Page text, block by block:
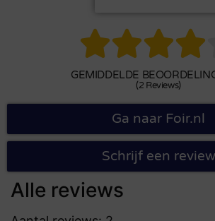

GEMIDDELDE
(2 Reviews)
Ga naar Foir.nl
Schrijf een review
Alle reviews